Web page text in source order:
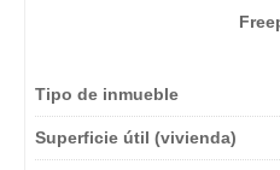
Tipo de inmueble
Superficie útil (vivienda)